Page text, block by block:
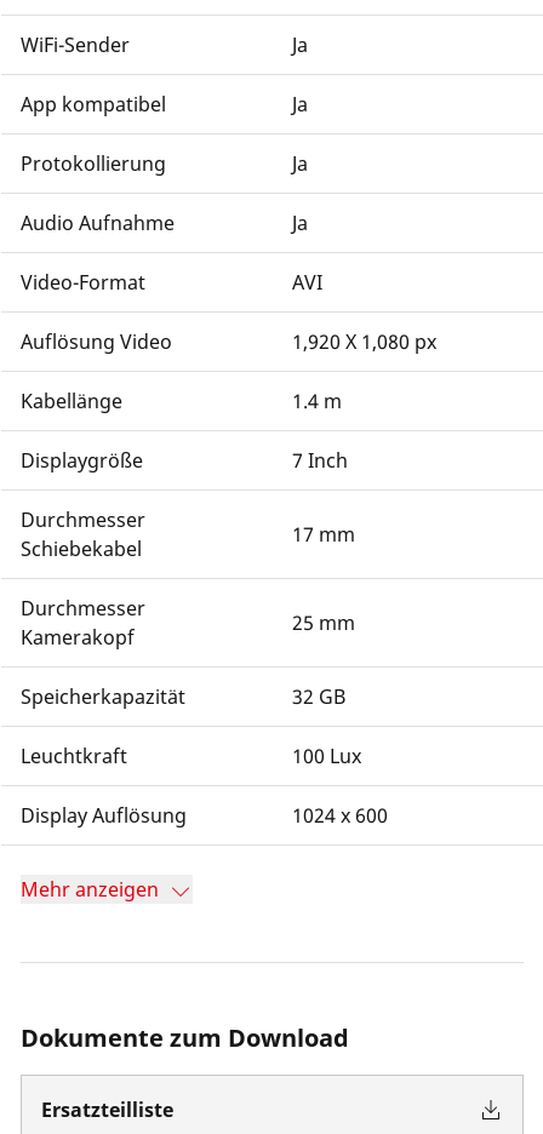
WiFi-Sender Ja
App kompatibel Ja
Protokollierung Ja
Audio Aufnahme Ja
Video-Format AVI
Auflösung Video 1,920 X 1,080 px
Kabellänge 1.4 m
Displaygröße 7 Inch
Durchmesser
Schiebekabel
17 mm
Durchmesser
Kamerakopf
25 mm
Speicherkapazität 32 GB
Leuchtkraft 100 Lux
Display Auflösung 1024 x 600
Mehr anzeigen
Dokumente zum Download
Ersatzteilliste